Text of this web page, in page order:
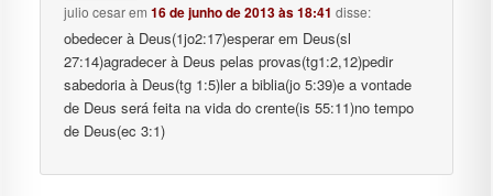
julio cesarem 16 de junho de 2013 às 18:41 disse:
obedecer à Deus(1jo2:17)esperar em Deus(sl
27:14)agradecer à Deus pelas provas(tg1:2,12)pedir
sabedoria à Deus(tg 1:5)ler a biblia(jo 5:39)e a vontade
de Deus será feita na vida do crente(is 55:11)no tempo
de Deus(ec 3:1)